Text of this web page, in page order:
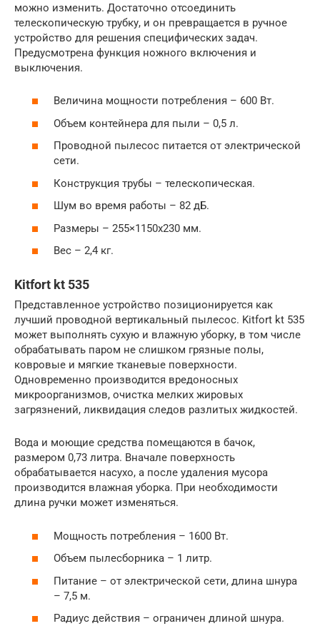
можно изменить. Достаточно отсоединить
телескопическую трубку, и он превращается в ручное
устройство для решения специфических задач.
Предусмотрена функция ножного включения и
выключения.
Величина мощности потребления – 600 Вт.
Объем контейнера для пыли – 0,5 л.
Проводной пылесос питается от электрической
сети.
Конструкция трубы – телескопическая.
Шум во время работы – 82 дБ.
Размеры – 255×1150х230 мм.
Вес – 2,4 кг.
Kitfort kt 535
Представленное устройство позиционируется как
лучший проводной вертикальный пылесос. Kitfort kt 535
может выполнять сухую и влажную уборку, в том числе
обрабатывать паром не слишком грязные полы,
ковровые и мягкие тканевые поверхности.
Одновременно производится вредоносных
микроорганизмов, очистка мелких жировых
загрязнений, ликвидация следов разлитых жидкостей.
Вода и моющие средства помещаются в бачок,
размером 0,73 литра. Вначале поверхность
обрабатывается насухо, а после удаления мусора
производится влажная уборка. При необходимости
длина ручки может изменяться.
Мощность потребления – 1600 Вт.
Объем пылесборника – 1 литр.
Питание – от электрической сети, длина шнура
– 7,5 м.
Радиус действия – ограничен длиной шнура.